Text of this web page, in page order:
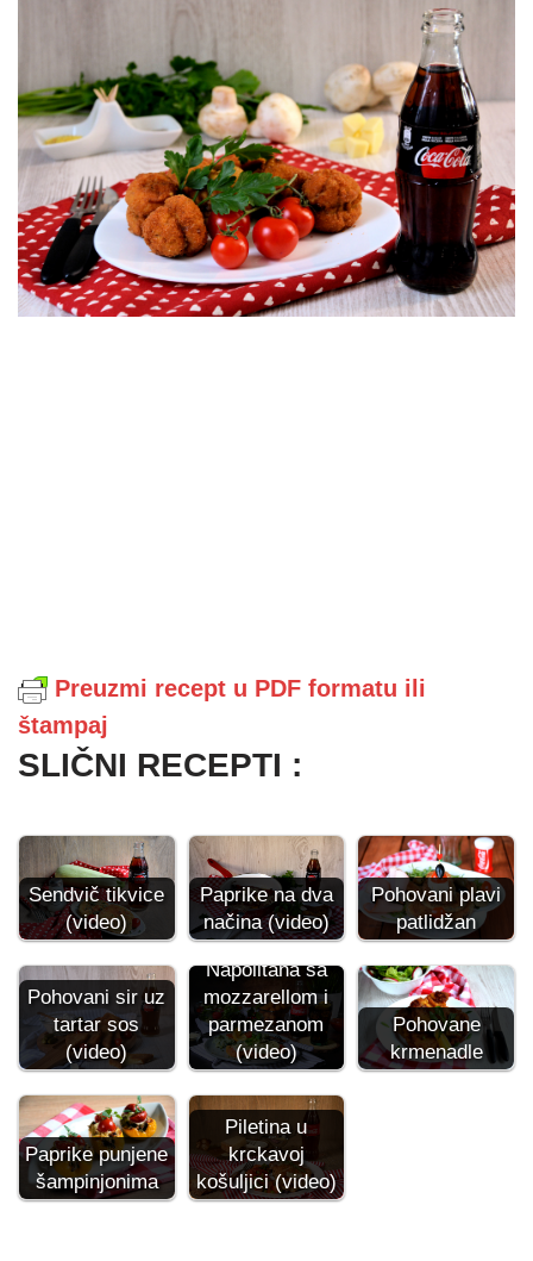
Preuzmi recept u PDF formatu ili
štampaj
SLIČNI RECEPTI :
Sendvič tikvice
(video)
Paprike na dva
načina (video)
Pohovani plavi
patlidžan
Pohovani sir uz
tartar sos
(video)
Piletina
Napolitana sa
mozzarellom i
parmezanom
(video)
Pohovane
krmenadle
Paprike punjene
šampinjonima
Piletina u
krckavoj
košuljici (video)